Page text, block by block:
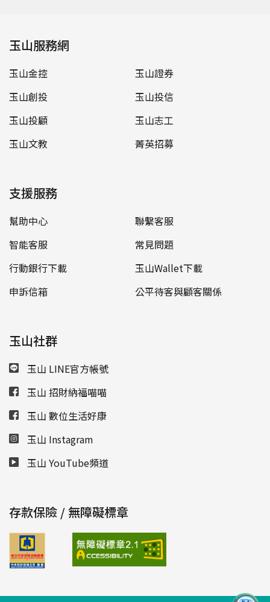
玉山服務網
玉山金控
玉山證券
玉山創投
玉山投信
玉山投顧
玉山志工
玉山文教
菁英招募
支援服務
幫助中心
聯繫客服
智能客服
常見問題
行動銀行下載
玉山Wallet下載
申訴信箱
公平待客與顧客關係
玉山社群
玉山 LINE官方帳號
玉山 招財納福喵喵
玉山 數位生活好康
玉山 Instagram
玉山 YouTube頻道
存款保險 / 無障礙標章